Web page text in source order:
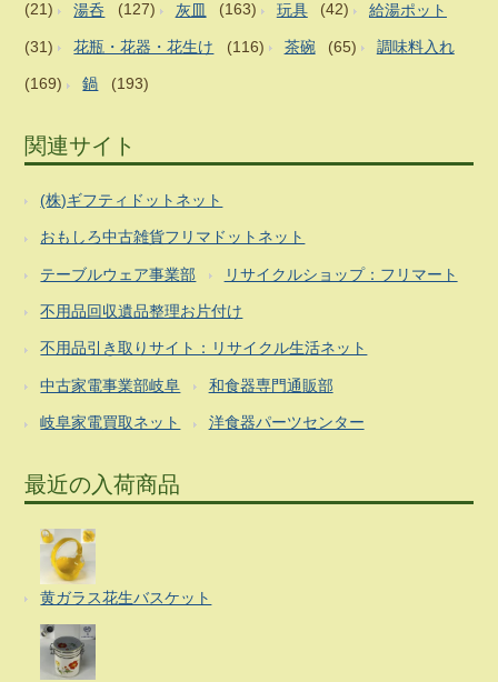
(21) 湯呑 (127) 灰皿 (163) 玩具 (42) 給湯ポット
(31) 花瓶・花器・花生け (116) 茶碗 (65) 調味料入れ
(169) 鍋 (193)
関連サイト
(株)ギフティドットネット
おもしろ中古雑貨フリマドットネット
テーブルウェア事業部 リサイクルショップ：フリマート
不用品回収遺品整理お片付け
不用品引き取りサイト：リサイクル生活ネット
中古家電事業部岐阜 和食器専門通販部
岐阜家電買取ネット 洋食器パーツセンター
最近の入荷商品
黄ガラス花生バスケット